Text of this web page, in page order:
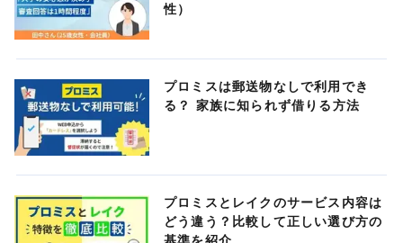
性）
プロミスは郵送物なしで利用でき
る？ 家族に知られず借りる方法
プロミスとレイクのサービス内容は
どう違う？比較して正しい選び方の